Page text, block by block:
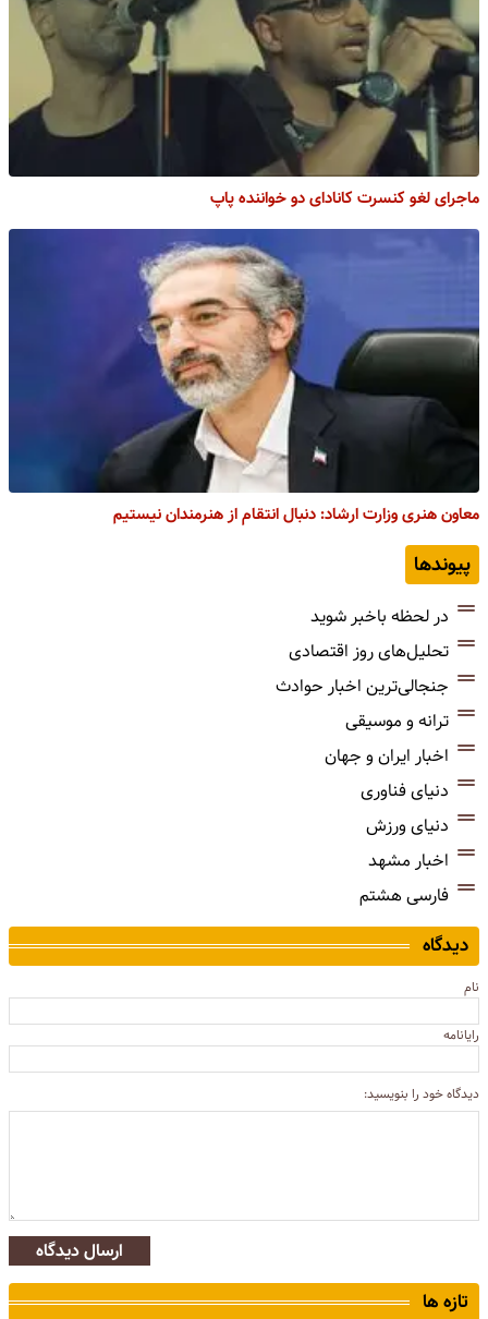
ماجرای لغو کنسرت کانادای دو خواننده پاپ
معاون هنری وزارت ارشاد: دنبال انتقام از هنرمندان نیستیم
پیوندها
در لحظه باخبر شوید
تحلیل‌های روز اقتصادی
جنجالی‌ترین اخبار حوادث
ترانه و موسیقی
اخبار ایران و جهان
دنیای فناوری
دنیای ورزش
اخبار مشهد
فارسی هشتم
دیدگاه
نام
رایانامه
دیدگاه خود را بنویسید:
ارسال دیدگاه
تازه ها